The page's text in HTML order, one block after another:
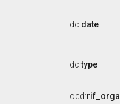
dc:date
dc:type
ocd: